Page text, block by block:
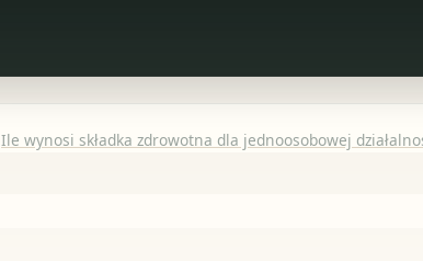
Ile wynosi składka zdrowotna dla jednoosobowej